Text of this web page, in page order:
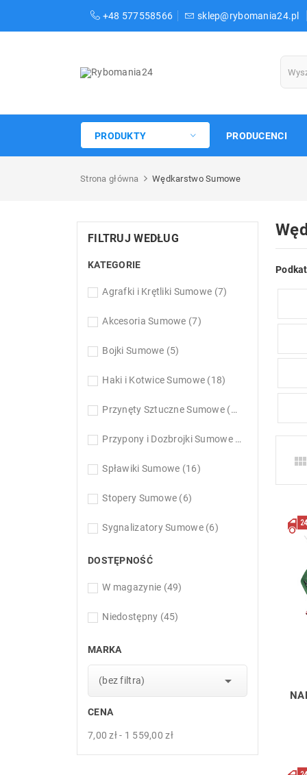
+48 577558566 sklep@rybomania24.pl
PRODUKTY PRODUCENCI
Strona główna Wędkarstwo Sumowe
FILTRUJ WEDŁUG
KATEGORIE
Agrafki i Krętliki Sumowe (7)
Akcesoria Sumowe (7)
Bojki Sumowe (5)
Haki i Kotwice Sumowe (18)
Przynęty Sztuczne Sumowe (18)
Przypony i Dozbrojki Sumowe
(9)
Spławiki Sumowe (16)
Stopery Sumowe (6)
Sygnalizatory Sumowe (6)
DOSTĘPNOŚĆ
W magazynie (49)
Niedostępny (45)
MARKA
(bez filtra) 
CENA
7,00 zł - 1 559,00 zł